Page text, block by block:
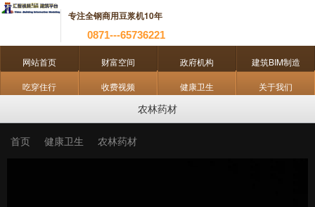
专注全钢商用豆浆机10年
0871---65736221
网站首页 财富空间 政府机构 建筑BIM制造
吃穿住行 收费视频 健康卫生 关于我们
农林药材
首页 健康卫生 农林药材